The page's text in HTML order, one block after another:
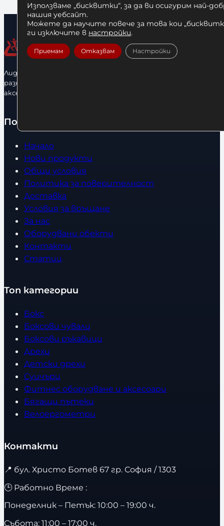
Лидерфитнес е водещ вносител и представител на голямо
разнообразие от бойна екипировка, фитнес уреди и
аксесоари.
Полезно
Начало
Нови продукти
Общи условия
Политика за поверителност
Доставка
Условия за връщане
За нас
Оборудвани обекти
Контакти
Статии
Топ категории
Бокс
Боксови чували
Боксови ръкавици
Дрехи
Детски дрехи
Суичъри
Фитнес оборудване и аксесоари
Бягащи пътеки
Велоергометри
Контакти
📍 бул. Христо Ботев 67 гр. София / 1303
🕒 Работно Време :
Понеделник – Петък: 10:00 – 19:00 ч.
Събота: 11:00 – 17:00 ч.
Използваме „бисквитки“, за да ви осигурим най-
нашия уебсайт.
Можете да научите повече за това кои
ги изключите в настройки.
Приемам Отказвам Настройки